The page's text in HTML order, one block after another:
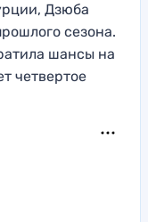
Дзюба
сезона.
шансы на
четвертое